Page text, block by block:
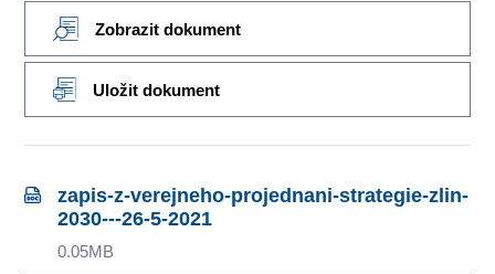
Zobrazit dokument
Uložit dokument
zapis-z-verejneho-projednani-strategie-zlin-
2030---26-5-2021
0.05MB